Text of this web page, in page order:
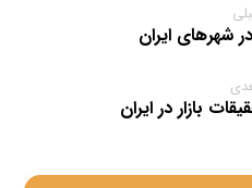
شهرهای ایران
بازار در ایران